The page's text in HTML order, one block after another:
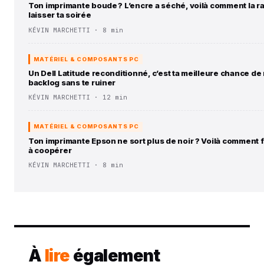
Ton imprimante boude ? L’encre a séché, voilà comment la
laisser ta soirée
KÉVIN MARCHETTI · 8 min
MATÉRIEL & COMPOSANTS PC
Un Dell Latitude reconditionné, c’est ta meilleure chance
backlog sans te ruiner
KÉVIN MARCHETTI · 12 min
MATÉRIEL & COMPOSANTS PC
Ton imprimante Epson ne sort plus de noir ? Voilà comment
à coopérer
KÉVIN MARCHETTI · 8 min
À lire également